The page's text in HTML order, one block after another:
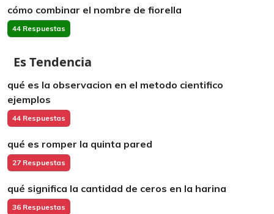
cómo combinar el nombre de fiorella
44 Respuestas
Es Tendencia
qué es la observacion en el metodo cientifico
ejemplos
44 Respuestas
qué es romper la quinta pared
27 Respuestas
qué significa la cantidad de ceros en la harina
36 Respuestas